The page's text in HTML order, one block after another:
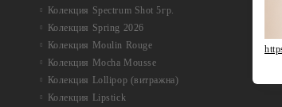
Колекция Spectrum Shot 5гр.
Колекция Spring 2026
Колекция Moulin Rouge
Колекция Mocha Mousse
Колекция Lollipop (витражна)
Колекция Lipstick